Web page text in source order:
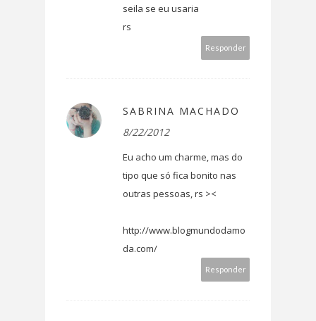
seila se eu usaria
rs
Responder
SABRINA MACHADO
8/22/2012
Eu acho um charme, mas do
tipo que só fica bonito nas
outras pessoas, rs ><
http://www.blogmundodamo
da.com/
Responder